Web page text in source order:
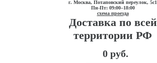
г. Москва, Потаповский переулок, 5с1
Пн-Пт: 09:00–18:00
схема проезда
Доставка по всей
территории РФ
0 руб.